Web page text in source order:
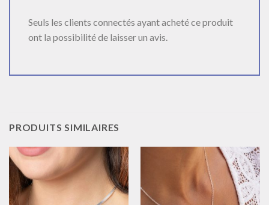
Seuls les clients connectés ayant acheté ce produit
ont la possibilité de laisser un avis.
PRODUITS SIMILAIRES